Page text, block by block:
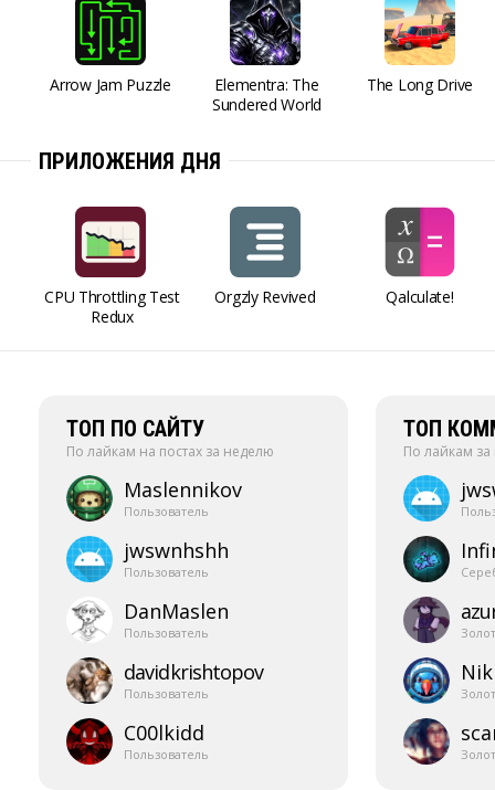
Arrow Jam Puzzle
Elementra: The
Sundered World
The Long Drive
ПРИЛОЖЕНИЯ ДНЯ
CPU Throttling Test
Redux
Orgzly Revived Qalculate!
ТОП ПО САЙТУ
По лайкам на постах за неделю
Maslennikov
Пользователь
jwswnhshh
Пользователь
DanMaslen
Пользователь
davidkrishtopov
Пользователь
C00lkidd
Пользователь
ТОП
По лайкам